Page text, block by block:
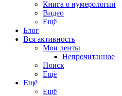
Книга о нумерологии
Видео
Ещё
Блог
Вся активность
Мои ленты
Непрочитанное
Поиск
Ещё
Ещё
Ещё